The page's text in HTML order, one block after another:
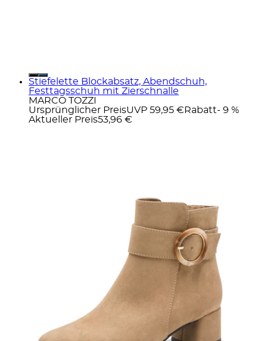
Stiefelette Blockabsatz, Abendschuh,
Festtagsschuh mit Zierschnalle
MARCO TOZZI
Ursprünglicher PreisUVP 59,95 € Rabatt- 9 %
Aktueller Preis53,96 €